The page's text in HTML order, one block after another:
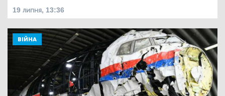
19 липня, 13:36
ВІЙНА